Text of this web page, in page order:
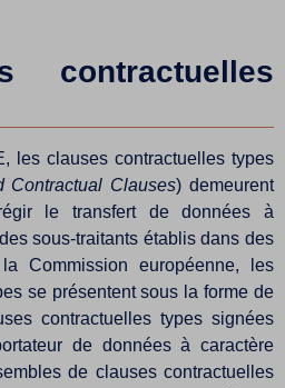
contractuelles
les clauses contractuelles types
Contractual Clauses) demeurent
le transfert de données à
sous-traitants établis dans des
Commission européenne, les
se présentent sous la forme de
contractuelles types signées
de données à caractère
de clauses contractuelles